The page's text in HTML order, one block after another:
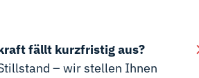
fällt kurzfristig aus?
– wir stellen Ihnen